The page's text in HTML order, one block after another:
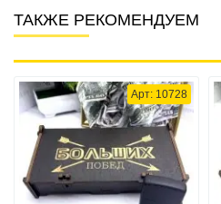
ТАКЖЕ РЕКОМЕНДУЕМ
Арт: 10728